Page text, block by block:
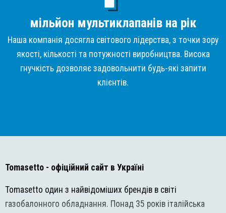
мільйон мультиклапанів на рік
Наша компанія досягла світового лідерства, з точки зору
якості, кількості та потужності виробництва. Висока
гнучкість дозволяє задовольнити будь-які запити
клієнтів.
Tomasetto - офіційний сайт в Україні
Tomasetto один з найвідоміших брендів в світі
газобалонного обладнання. Понад 35 років італійська